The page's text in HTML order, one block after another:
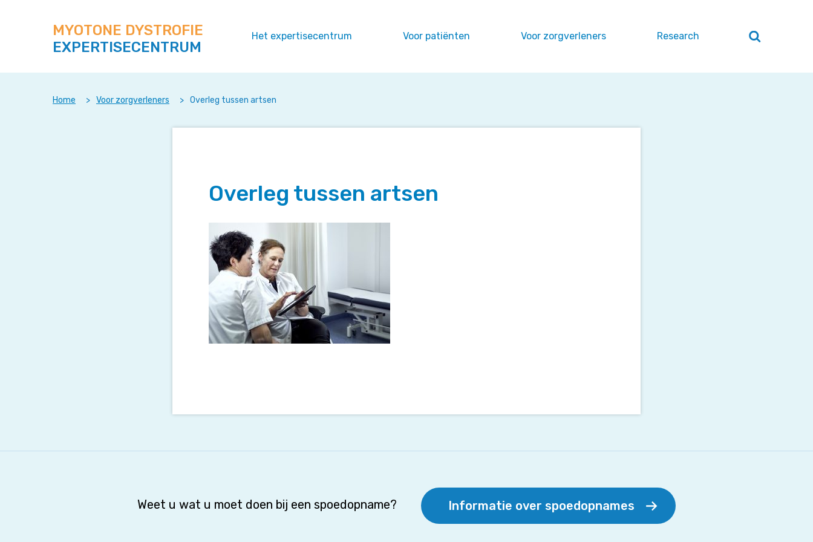
naar
content
deze
site
MYOTONE DYSTROFIE
EXPERTISECENTRUM
Het expertisecentrum Voor patiënten Voor zorgverleners Research Zoeken
sluiten
Home > Voor zorgverleners > Overleg tussen artsen
Overleg tussen artsen
Weet u wat u moet doen bij een spoedopname? Informatie over spoedopnames